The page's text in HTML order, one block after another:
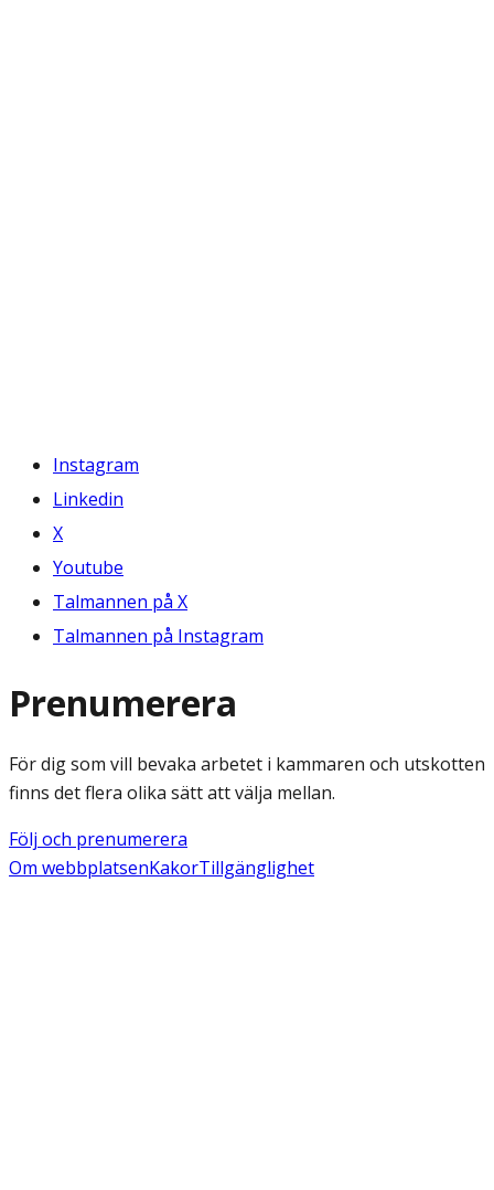
Instagram
Linkedin
X
Youtube
Talmannen på X
Talmannen på Instagram
Prenumerera
För dig som vill bevaka arbetet i kammaren och utskotten
finns det flera olika sätt att välja mellan.
Följ och prenumerera
Om webbplatsenKakorTillgänglighet